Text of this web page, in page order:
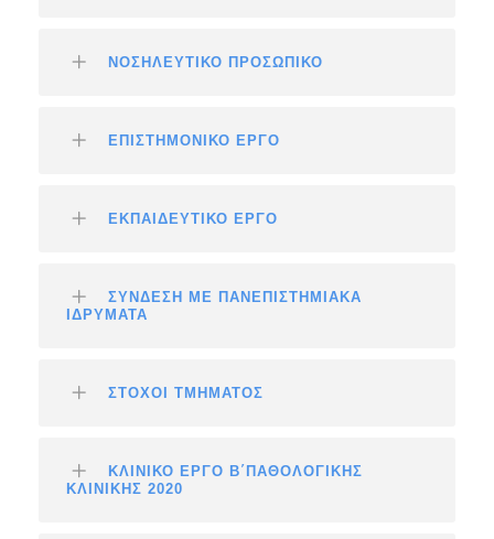
ΝΟΣΗΛΕΥΤΙΚΟ ΠΡΟΣΩΠΙΚΟ
ΕΠΙΣΤΗΜΟΝΙΚΟ ΕΡΓΟ
ΕΚΠΑΙΔΕΥΤΙΚΟ ΕΡΓΟ
ΣΥΝΔΕΣΗ ΜΕ ΠΑΝΕΠΙΣΤΗΜΙΑΚΑ
ΙΔΡΥΜΑΤΑ
ΣΤΟΧΟΙ ΤΜΗΜΑΤΟΣ
ΚΛΙΝΙΚΟ ΕΡΓΟ Β΄ΠΑΘΟΛΟΓΙΚΗΣ
ΚΛΙΝΙΚΗΣ 2020